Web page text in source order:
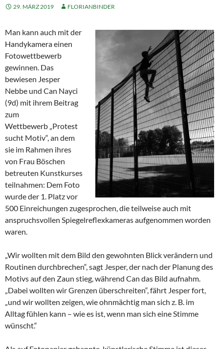
29. MÄRZ 2019 FLORIANBINDER
Man kann auch mit der
Handykamera einen
Fotowettbewerb
gewinnen. Das
bewiesen Jesper
Nebbe und Can Nayci
(9d) mit ihrem Beitrag
zum
Wettbewerb „Protest
sucht Motiv“, an dem
sie im Rahmen ihres
von Frau Böschen
betreuten Kunstkurses
teilnahmen: Dem Foto
wurde der 1. Platz vor
500 Einreichungen zugesprochen, die teilweise auch mit
anspruchsvollen Spiegelreflexkameras aufgenommen worden
waren.
„Wir wollten mit dem Bild den gewohnten Blick verändern und
Routinen durchbrechen“, sagt Jesper, der nach der Planung des
Motivs auf den Zaun stieg, während Can das Bild aufnahm.
„Dabei wollten wir Grenzen überschreiten“, fährt Jesper fort,
„und wir wollten zeigen, wie ohnmächtig man sich z. B. im
Alltag fühlen kann – wie es ist, wenn man sich eine Stimme
wünscht.“